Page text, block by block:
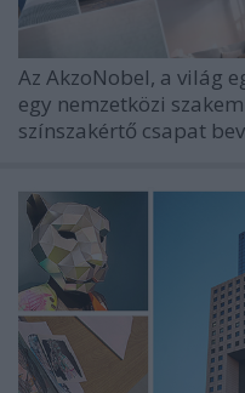
Az AkzoNobel, a világ
egy nemzetközi
színszakértő csapat